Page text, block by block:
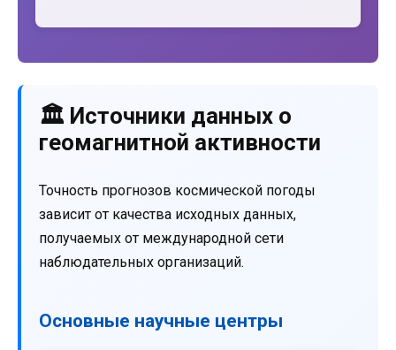
🏛️ Источники данных о
геомагнитной активности
Точность прогнозов космической погоды
зависит от качества исходных данных,
получаемых от международной сети
наблюдательных организаций.
Основные научные центры